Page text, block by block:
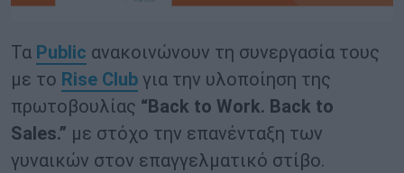
Τα Public ανακοινώνουν τη συνεργασία τους
με το Rise Club για την υλοποίηση της
πρωτοβουλίας “Back to Work. Back to
Sales.” με στόχο την επανένταξη των
γυναικών στον επαγγελματικό στίβο.